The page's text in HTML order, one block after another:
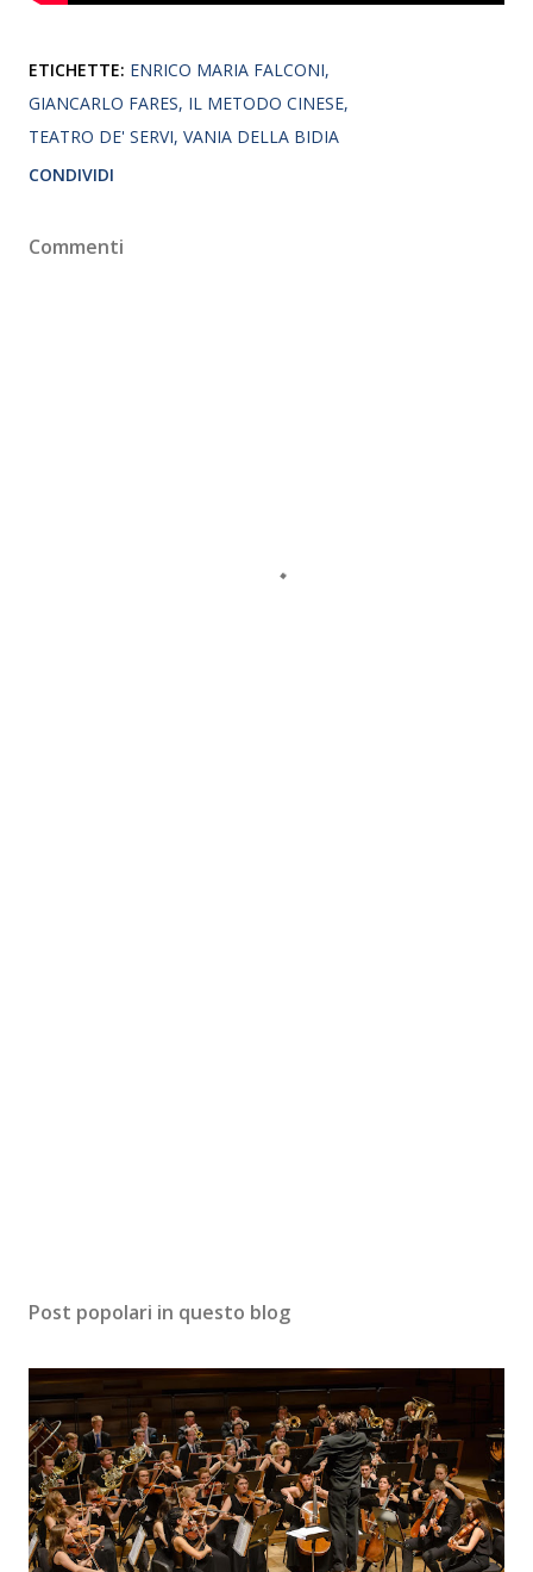
ETICHETTE: ENRICO MARIA FALCONI
GIANCARLO FARES IL METODO CINESE
TEATRO DE' SERVI VANIA DELLA BIDIA
CONDIVIDI
Commenti
Post popolari in questo blog